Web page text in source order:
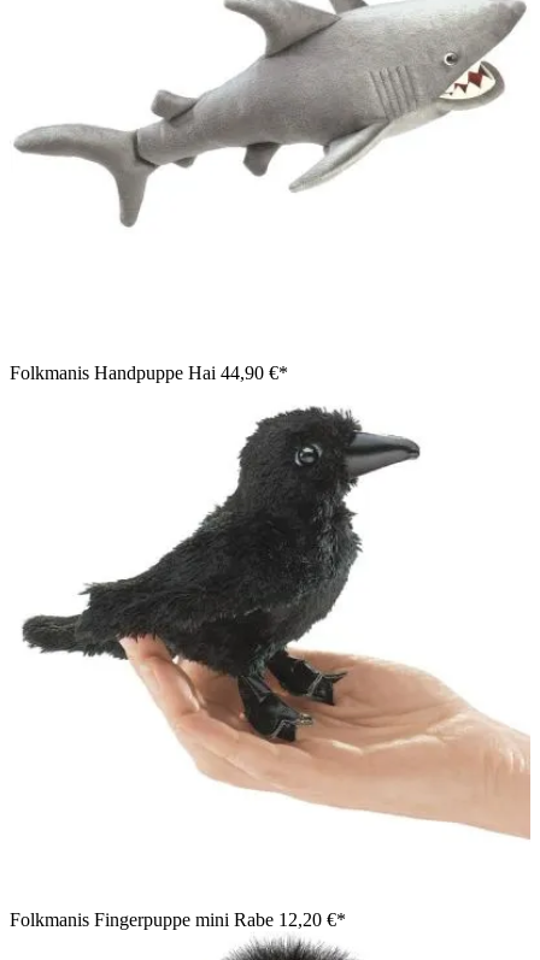
Folkmanis Handpuppe Hai 44,90 €*
Folkmanis Fingerpuppe mini Rabe 12,20 €*